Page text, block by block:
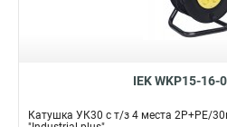
IEK WKP15-16-
Катушка УК30 с т/з 4 места 2Р+PЕ/